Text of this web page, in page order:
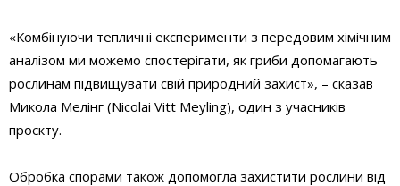
«Комбінуючи тепличні експерименти з передовим хімічним
аналізом ми можемо спостерігати, як гриби допомагають
рослинам підвищувати свій природний захист», – сказав
Микола Мелінг (Nicolai Vitt Meyling), один з учасників
проєкту.
Обробка спорами також допомогла захистити рослини від